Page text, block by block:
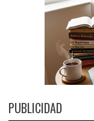
PUBLICIDAD